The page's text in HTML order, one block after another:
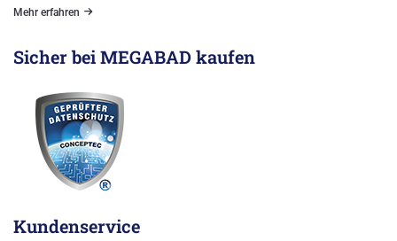
Mehr erfahren
Sicher bei MEGABAD kaufen
Kundenservice